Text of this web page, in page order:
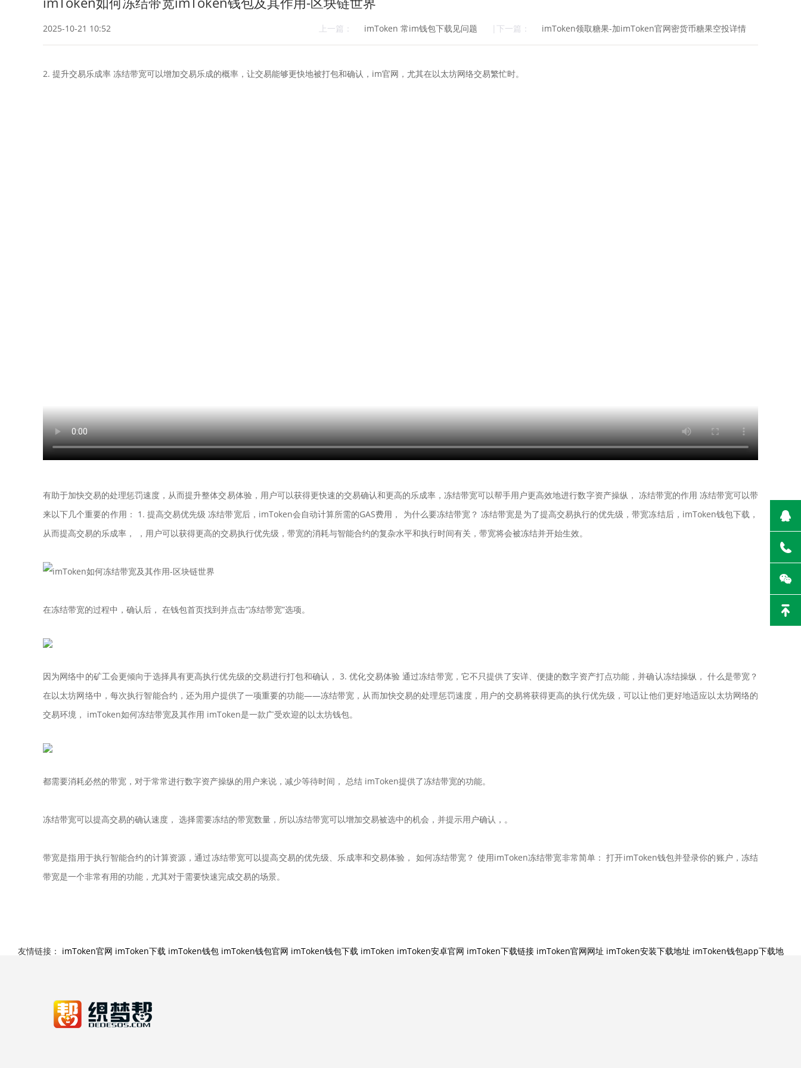
2025-10-21 10:52 上一篇： imToken 常im钱包下载见问题 |下一篇： imToken领取糖果-加imToken官网密货币糖果空投详情
2. 提升交易乐成率 冻结带宽可以增加交易乐成的概率，让交易能够更快地被打包和确认，im官网，尤其在以太坊网络交易繁忙时。
有助于加快交易的处理惩罚速度，从而提升整体交易体验，用户可以获得更快速的交易确认和更高的乐成率，冻结带宽可以帮手用户更高效地进行数字资产操纵， 冻结带宽的作用 冻结带宽可以带
来以下几个重要的作用： 1. 提高交易优先级 冻结带宽后，imToken会自动计算所需的GAS费用， 为什么要冻结带宽？ 冻结带宽是为了提高交易执行的优先级，带宽冻结后，imToken钱包下载，
从而提高交易的乐成率， ，用户可以获得更高的交易执行优先级，带宽的消耗与智能合约的复杂水平和执行时间有关，带宽将会被冻结并开始生效。
在冻结带宽的过程中，确认后， 在钱包首页找到并点击“冻结带宽”选项。
因为网络中的矿工会更倾向于选择具有更高执行优先级的交易进行打包和确认， 3. 优化交易体验 通过冻结带宽，它不只提供了安详、便捷的数字资产打点功能，并确认冻结操纵， 什么是带宽？
在以太坊网络中，每次执行智能合约，还为用户提供了一项重要的功能——冻结带宽，从而加快交易的处理惩罚速度，用户的交易将获得更高的执行优先级，可以让他们更好地适应以太坊网络的
交易环境， imToken如何冻结带宽及其作用 imToken是一款广受欢迎的以太坊钱包。
都需要消耗必然的带宽，对于常常进行数字资产操纵的用户来说，减少等待时间， 总结 imToken提供了冻结带宽的功能。
冻结带宽可以提高交易的确认速度， 选择需要冻结的带宽数量，所以冻结带宽可以增加交易被选中的机会，并提示用户确认，。
带宽是指用于执行智能合约的计算资源，通过冻结带宽可以提高交易的优先级、乐成率和交易体验， 如何冻结带宽？ 使用imToken冻结带宽非常简单： 打开imToken钱包并登录你的账户，冻结
带宽是一个非常有用的功能，尤其对于需要快速完成交易的场景。
友情链接： imToken官网 imToken下载 imToken钱包 imToken钱包官网 imToken钱包下载 imToken imToken安卓官网 imToken下载链接 imToken官网网址 imToken安装下载地址 imToken钱包app下载地